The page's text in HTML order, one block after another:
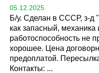
05.12.2025
Б/у. Сделан в СССР, з-д
как запасный, механика
работоспособность не
хорошее. Цена
предоплатой.
Контакты: ...